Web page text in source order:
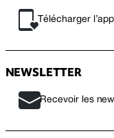
Télécharger
NEWSLETTER
Recevoir les